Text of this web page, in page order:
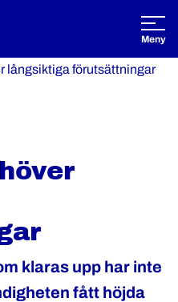
Öppna
Meny
långsiktiga förutsättningar
klaras upp har inte
fått höjda